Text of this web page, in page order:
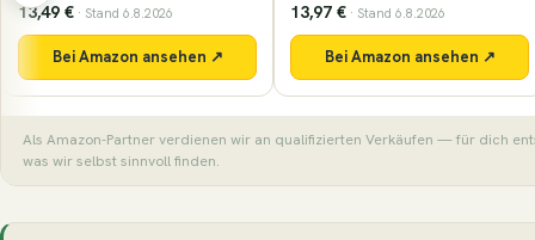
13,97 €· Stand 6.8.2026
Bei Amazon ansehen ↗
74,99 €· Stand 6.8.2026
Bei Amazon
Als Amazon-Partner verdienen wir an qualifizierten Verkäufen — für dich
was wir selbst sinnvoll finden.